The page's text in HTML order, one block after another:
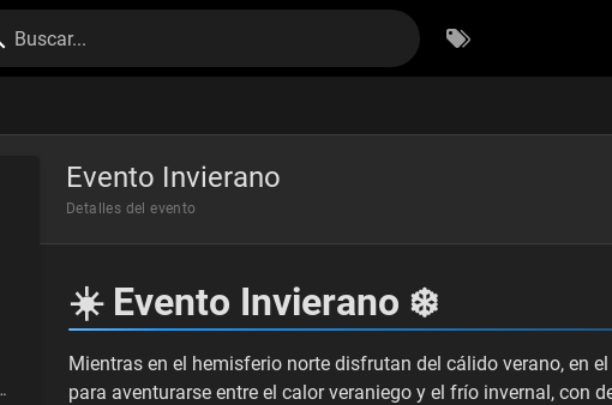
Buscar...
Evento Invierano
Detalles del evento
y copos de nieve ❄️
☀️ Evento Invierano ❄️
Mientras en el hemisferio norte disfrutan del cálido verano, en
para aventurarse entre el calor veraniego y el frío invernal, con